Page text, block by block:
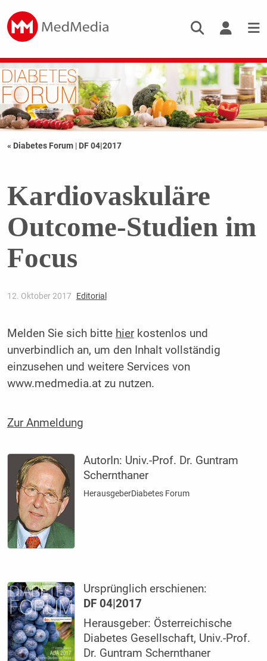
« Diabetes Forum | DF 04|2017
Kardiovaskuläre
Outcome-Studien im
Focus
12. Oktober 2017 Editorial
Melden Sie sich bitte hierkostenlos und
unverbindlich an, um den Inhalt vollständig
einzusehen und weitere Services von
www.medmedia.at zu nutzen.
Zur Anmeldung
AutorIn: Univ.-Prof. Dr. Guntram
Schernthaner
HerausgeberDiabetes Forum
Ursprünglich erschienen:
DF 04|2017
Herausgeber: Österreichische
Diabetes Gesellschaft, Univ.-Prof.
Dr. Guntram Schernthaner